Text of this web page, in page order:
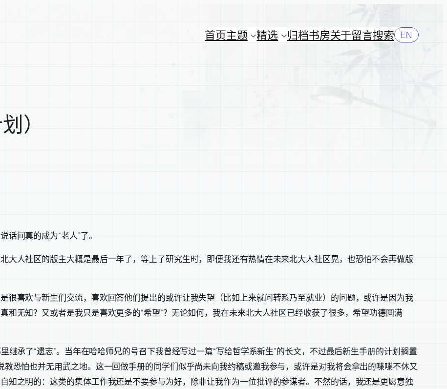
首页主题 精选 归档书房关于留言搜索 EN
）
间真的成为“老人”了。
大人社区的版主大概是最后一年了，等上了研究生时，即便我还有热情在未来北大人社区晃，也恐怕不会再做版
很喜欢与新生们交流，喜欢回答他们提出的或许让我失望（比如上来就问转系乃至就业）的问题，或许是因为我
和无知？又或者是我只是喜欢更多的“希望”？无论如何，我在未来北大人社区已经收获了很多，希望功德圆满
承了“遗志”。当年在哈哈师兄的号召下我曾经写过一篇“写给哲学系新生”的长文，不过最后新生手册的计划搁置
恐怕也并无用武之地。这一回做手册的同学们似乎尚未向我约稿或邀我参与，或许是对我将会拿出的喋喋不休又
知之明的：这类的集体工作我还是不要参与为好，除非让我作为一位批评的参谋者。不然的话，我还是更愿意独